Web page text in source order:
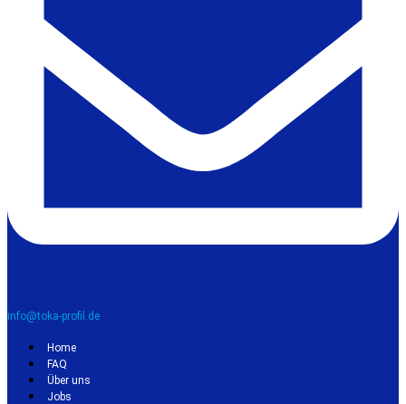
info@toka-profil.de
Home
FAQ
Über uns
Jobs